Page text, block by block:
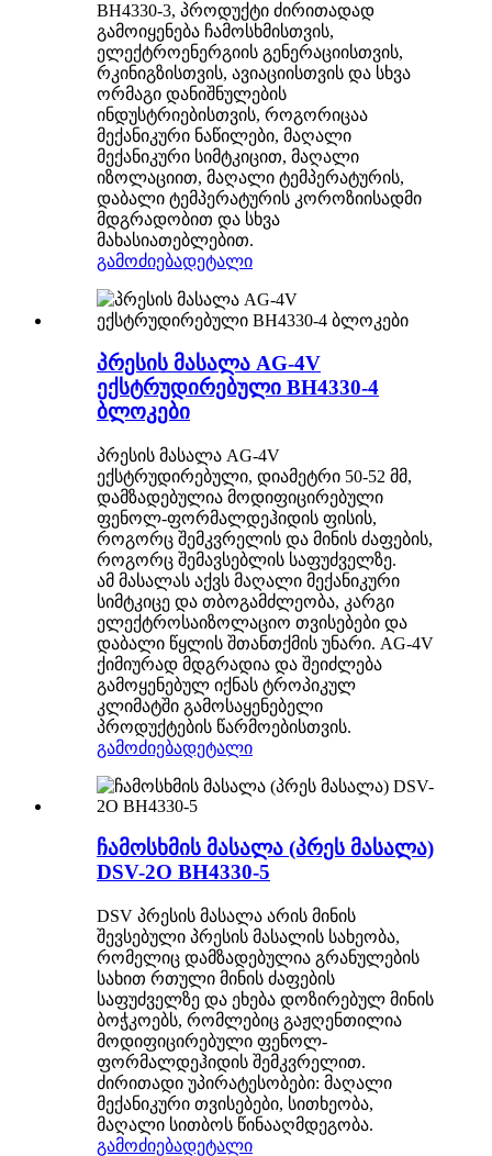
BH4330-3, პროდუქტი ძირითადად
გამოიყენება ჩამოსხმისთვის,
ელექტროენერგიის გენერაციისთვის,
რკინიგზისთვის, ავიაციისთვის და სხვა
ორმაგი დანიშნულების
ინდუსტრიებისთვის, როგორიცაა
მექანიკური ნაწილები, მაღალი
მექანიკური სიმტკიცით, მაღალი
იზოლაციით, მაღალი ტემპერატურის,
დაბალი ტემპერატურის კოროზიისადმი
მდგრადობით და სხვა
მახასიათებლებით.
გამოძიებადეტალი
პრესის მასალა AG-4V
ექსტრუდირებული BH4330-4
ბლოკები
პრესის მასალა AG-4V
ექსტრუდირებული, დიამეტრი 50-52 მმ,
დამზადებულია მოდიფიცირებული
ფენოლ-ფორმალდეჰიდის ფისის,
როგორც შემკვრელის და მინის ძაფების,
როგორც შემავსებლის საფუძველზე.
ამ მასალას აქვს მაღალი მექანიკური
სიმტკიცე და თბოგამძლეობა, კარგი
ელექტროსაიზოლაციო თვისებები და
დაბალი წყლის შთანთქმის უნარი. AG-4V
ქიმიურად მდგრადია და შეიძლება
გამოყენებულ იქნას ტროპიკულ
კლიმატში გამოსაყენებელი
პროდუქტების წარმოებისთვის.
გამოძიებადეტალი
ჩამოსხმის მასალა (პრეს მასალა)
DSV-2O BH4330-5
DSV პრესის მასალა არის მინის
შევსებული პრესის მასალის სახეობა,
რომელიც დამზადებულია გრანულების
სახით რთული მინის ძაფების
საფუძველზე და ეხება დოზირებულ მინის
ბოჭკოებს, რომლებიც გაჟღენთილია
მოდიფიცირებული ფენოლ-
ფორმალდეჰიდის შემკვრელით.
ძირითადი უპირატესობები: მაღალი
მექანიკური თვისებები, სითხეობა,
მაღალი სითბოს წინააღმდეგობა.
გამოძიებადეტალი